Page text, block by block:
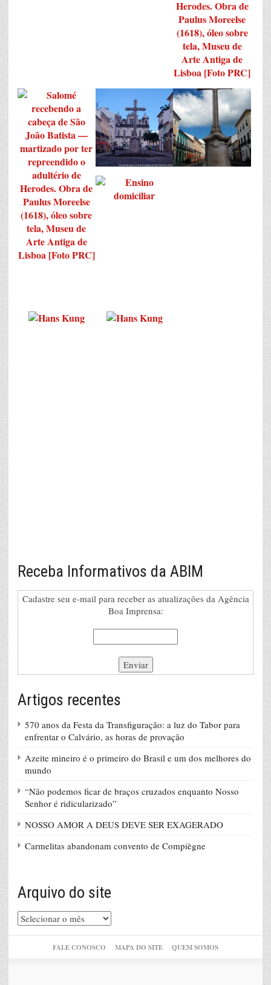
Receba Informativos da ABIM
Cadastre seu e-mail para receber as atualizações da Agência
Boa Imprensa:
Artigos recentes
570 anos da Festa da Transfiguração: a luz do Tabor para
enfrentar o Calvário, as horas de provação
Azeite mineiro é o primeiro do Brasil e um dos melhores do
mundo
“Não podemos ficar de braços cruzados enquanto Nosso
Senhor é ridicularizado”
NOSSO AMOR A DEUS DEVE SER EXAGERADO
Carmelitas abandonam convento de Compiègne
Arquivo do site
Arquivo
do
FALE CONOSCO MAPA DO SITE QUEM SOMOS